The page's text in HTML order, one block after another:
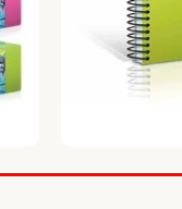
KAP.DEFTER